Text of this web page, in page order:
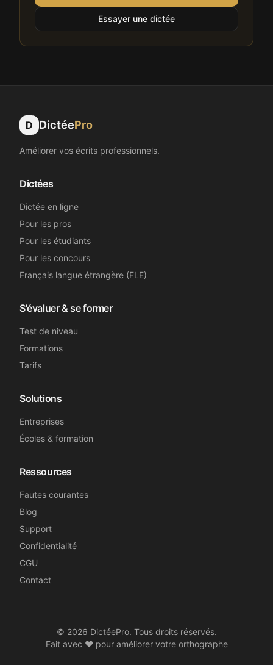
Essayer une dictée
D DictéePro
Améliorer vos écrits professionnels.
Dictées
Dictée en ligne
Pour les pros
Pour les étudiants
Pour les concours
Français langue étrangère (FLE)
S'évaluer & se former
Test de niveau
Formations
Tarifs
Solutions
Entreprises
Écoles & formation
Ressources
Fautes courantes
Blog
Support
Confidentialité
CGU
Contact
© 2026 DictéePro. Tous droits réservés.
Fait avec ❤️ pour améliorer votre orthographe